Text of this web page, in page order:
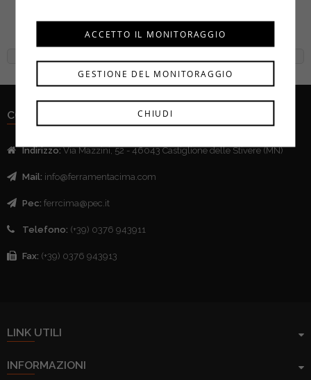
lungo 436L
CONTATTI
Indirizzo:Via Mazzini, 52 - 46043 Castiglione delle Stivere (MN)
Mail: info@ferramentacima.com
Pec: ferrcima@pec.it
Telefono: (+39) 0376 943911
Fax: (+39) 0376 943913
LINK UTILI
INFORMAZIONI
CHIUDI
GESTIONE DEL MONITORAGGIO
ACCETTO IL MONITORAGGIO